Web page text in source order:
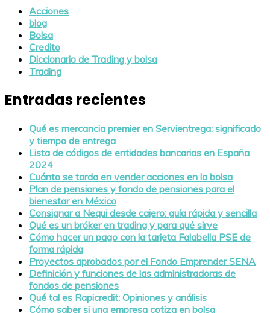
Acciones
blog
Bolsa
Credito
Diccionario de Trading y bolsa
Trading
Entradas recientes
Qué es mercancia premier en Servientrega: significado
y tiempo de entrega
Lista de códigos de entidades bancarias en España
2024
Cuánto se tarda en vender acciones en la bolsa
Plan de pensiones y fondo de pensiones para el
bienestar en México
Consignar a Nequi desde cajero: guía rápida y sencilla
Qué es un bróker en trading y para qué sirve
Cómo hacer un pago con la tarjeta Falabella PSE de
forma rápida
Proyectos aprobados por el Fondo Emprender SENA
Definición y funciones de las administradoras de
fondos de pensiones
Qué tal es Rapicredit: Opiniones y análisis
Cómo saber si una empresa cotiza en bolsa